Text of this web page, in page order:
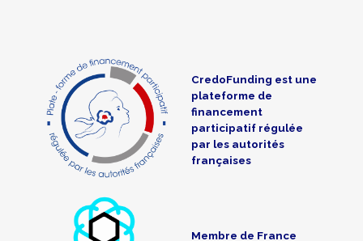
CredoFunding est une
plateforme de
financement
participatif régulée
par les autorités
françaises
Membre de France